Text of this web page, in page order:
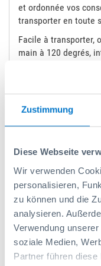
Zustimmung
Diese Webseite
Wir verwenden
personalisieren,
zu können und die
analysieren.
Verwendung
soziale Medien,
Partner führen
et ordonnée vos
transporter en toute
Facile à transporter,
main à 120 degrés,
garniture en
mallette métallique
petites pièces de se
Grâce aux rails, au
aménagements
Vous pouvez
ou retirer les bacs
couleur vous
un coup d’œil à tout
réagir en temps
interruptions.
La mallette
pratique et fiable